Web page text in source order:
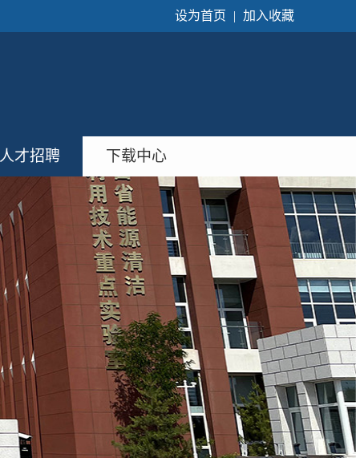
设为首页 | 加入收藏
人才招聘 下载中心